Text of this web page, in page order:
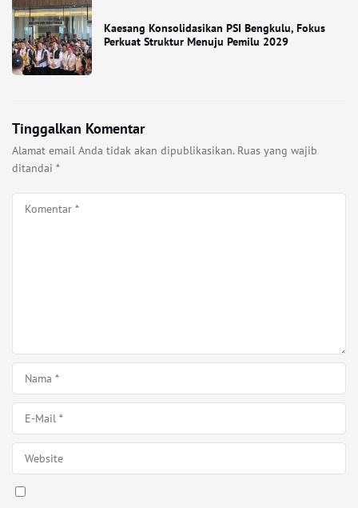
Kaesang Konsolidasikan PSI Bengkulu, Fokus
Perkuat Struktur Menuju Pemilu 2029
Tinggalkan Komentar
Alamat email Anda tidak akan dipublikasikan. Ruas yang wajib
ditandai *